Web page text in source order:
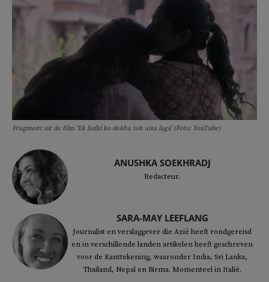
Fragment uit de film 'Ek ladki ko dekha toh aisa laga' (Foto: YouTube)
ANUSHKA SOEKHRADJ
Redacteur.
SARA-MAY LEEFLANG
Journalist en verslaggever die Azië heeft rondgereisd
en in verschillende landen artikelen heeft geschreven
voor de Kanttekening, waaronder India, Sri Lanka,
Thailand, Nepal en Birma. Momenteel in Italië.